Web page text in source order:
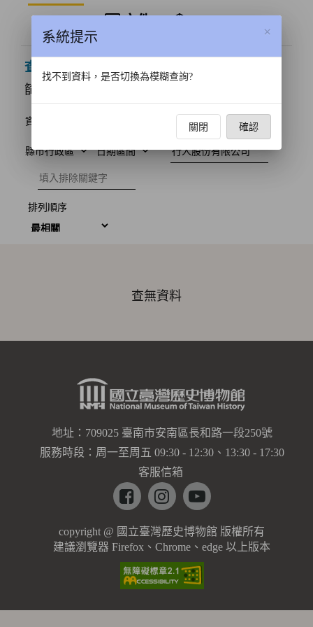
查詢結果
篩選條件
資料來源 文字相關授權
縣市行政區 日期區間
建檔單位
排除關鍵字
排列順序
查無資料
地址：709025 臺南市安南區長和路一段250號
服務時段：周一至周五 09:30 - 12:30、13:30 - 17:30
客服信箱
Facebookinstagramyoutube
copyright @ 國立臺灣歷史博物館 版權所有
建議瀏覽器 Firefox、Chrome、edge 以上版本
×
系統提示
找不到資料，是否切換為模糊查詢?
關閉 確認